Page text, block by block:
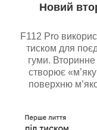
Новий
F112 Pro
тиском для
гуми.
створює
поверхню